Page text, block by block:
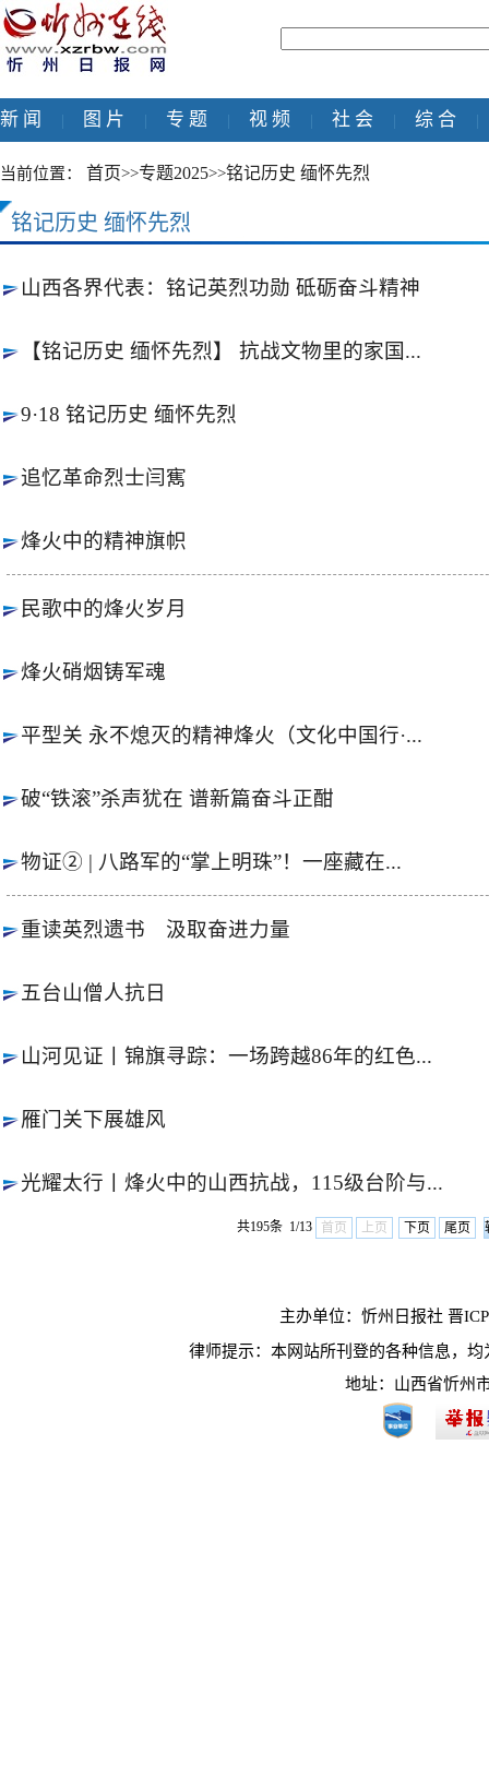
新 闻 图 片 专 题 视 频 社 会 综 合
当前位置： 首页>>专题2025>>铭记历史 缅怀先烈
铭记历史 缅怀先烈
山西各界代表：铭记英烈功勋 砥砺奋斗精神
【铭记历史 缅怀先烈】 抗战文物里的家国...
9·18 铭记历史 缅怀先烈
追忆革命烈士闫寯
烽火中的精神旗帜
民歌中的烽火岁月
烽火硝烟铸军魂
平型关 永不熄灭的精神烽火（文化中国行·...
破“铁滚”杀声犹在 谱新篇奋斗正酣
物证② | 八路军的“掌上明珠”！一座藏在...
重读英烈遗书 汲取奋进力量
五台山僧人抗日
山河见证丨锦旗寻踪：一场跨越86年的红色...
雁门关下展雄风
光耀太行丨烽火中的山西抗战，115级台阶与...
共195条 1/13 首页 上页 下页 尾页
主办单位：忻州日报社 晋
律师提示：本网站所刊登的各种信息，
地址：山西省忻州